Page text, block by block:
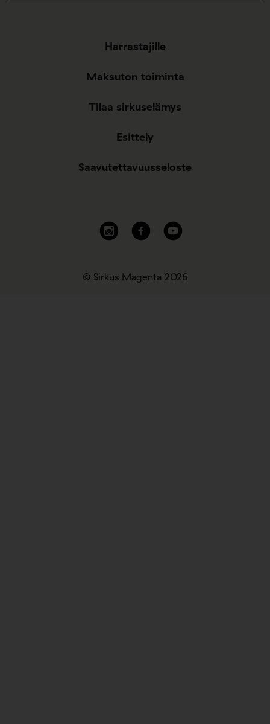
Harrastajille
Maksuton toiminta
Tilaa sirkuselämys
Esittely
Saavutettavuusseloste
© Sirkus Magenta 2026